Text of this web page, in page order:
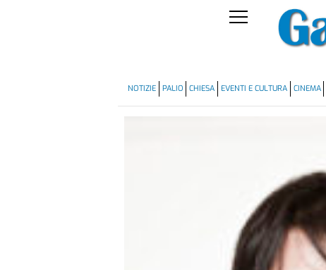
NOTIZIE PALIO CHIESA EVENTI E CULTURA CINEMA